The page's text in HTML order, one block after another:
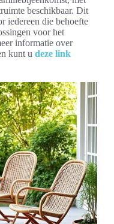
beschikbaar. Dit
iedereen die behoefte
voor het
informatie over
kunt u deze link